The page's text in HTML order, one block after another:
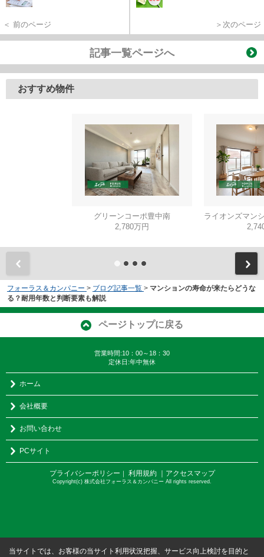
＜ 前のページ ＞次のページ
記事一覧ページへ
おすすめ物件
グリーンコーポ豊中南
2,780万円
フォーラス＆カンパニー > ブログ記事一覧 > マンションの寿命が来たらどうな
る？耐用年数と判断要素も解説
ページトップに戻る
営業時間:10：00～18：30
定休日:年中無休
ホーム
会社概要
お問い合わせ
PCサイト
プライバシーポリシー ｜ 利用規約 ｜アクセスマップ
Copyright(c) 株式会社フォーラス＆カンパニー All rights reserved.
当サイトでは、お客様の当サイト利用状況把握、サービス向上検討を目的と